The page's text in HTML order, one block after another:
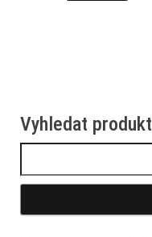
Vyhledat produkt